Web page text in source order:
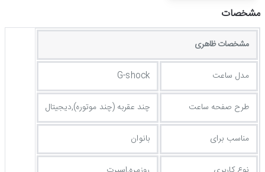
مشخصات
مشخصات ظاهری
مدل ساعت G-shock
طرح صفحه ساعت چند عقربه (چند موتوره),دیجیتال
مناسب برای بانوان